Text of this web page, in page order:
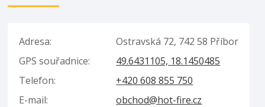
Adresa:
Ostravská 72, 742 58 Příbor
GPS souřadnice:
49.6431105, 18.1450485
Telefon:
+420 608 855 750
E-mail:
obchod@hot-fire.cz